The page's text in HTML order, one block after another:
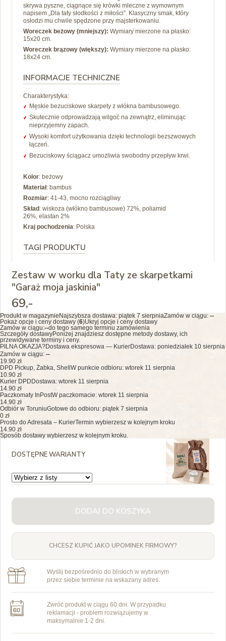
skrywa pyszne, ciągnące się krówki mleczne z wymownym
napisem „Dla taty słodkości z miłości”. Klasyczny smak, który
osłodzi mu chwile spędzone przy majsterkowaniu.
Woreczek beżowy (mniejszy): Wymiary mierzone na płasko:
15x20 cm.
Woreczek brązowy (większy): Wymiary mierzone na płasko:
18x24 cm.
INFORMACJE TECHNICZNE
Charakterystyka:
Męskie bezuciskowe skarpety z włókna bambusowego.
Skutecznie odprowadzają wilgoć na zewnątrz, eliminując
nieprzyjemny zapach.
Wysoki komfort użytkowania dzięki technologii bezszwowych
łączeń.
Bezuciskowy ściągacz umożliwia swobodny przepływ krwi.
Kolor: beżowy
Materiał: bambus
Rozmiar: 41-43, mocno rozciągliwy
Skład : wiskoza (włókno bambusowe) 72%, poliamid
26%, elastan 2%
Kraj pochodzenia: Polska
TAGI PRODUKTU
Zestaw w worku dla Taty ze skarpetkami
"Garaż moja jaskinia"
69,-
Produkt w magazynie Najszybsza dostawa: piątek 7 sierpniaZamów w ciągu: --
Pokaż opcje i ceny dostawy (6)Ukryj opcje i ceny dostawy
Zamów w ciągu:--do tego samego terminu zamówienia
Szczegóły dostawyPoniżej znajdziesz dostępne metody dostawy, ich
przewidywane terminy i ceny.
PILNA OKAZJA?Dostawa ekspresowa — KurierDostawa: poniedziałek 10 sierpnia
Zamów w ciągu: --
19.90 zł
DPD Pickup, Żabka, Shell W punkcie odbioru: wtorek 11 sierpnia
10.90 zł
Kurier DPD Dostawa: wtorek 11 sierpnia
14.90 zł
Paczkomaty InPostW paczkomacie: wtorek 11 sierpnia
14.90 zł
Odbiór w ToruniuGotowe do odbioru: piątek 7 sierpnia
0 zł
Prosto do Adresata – KurierTermin wybierzesz w kolejnym kroku
14.90 zł
Sposób dostawy wybierzesz w kolejnym kroku.
DOSTĘPNE WARIANTY
DODAJ DO KOSZYKA
CHCESZ KUPIĆ JAKO UPOMINEK FIRMOWY?
Wyślij bezpośrednio do bliskich w wybranym
przez siebie terminie na wskazany adres.
Zwróć produkt w ciągu 60 dni. W przypadku
reklamacji - problem rozwiązujemy w
maksymalnie 1-2 dni.